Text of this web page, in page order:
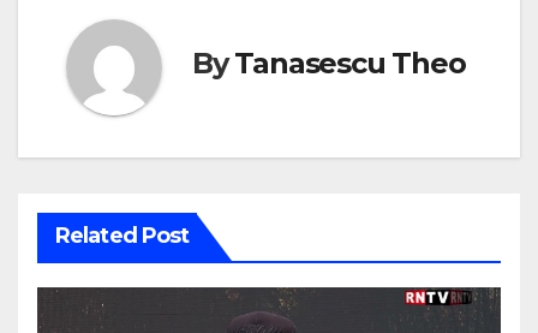
ByTanasescu Theo
Related Post